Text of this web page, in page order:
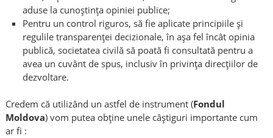
aduse la cunoștința opiniei publice;
Pentru un control riguros, să fie aplicate principiile și
regulile transparenței decizionale, în așa fel încât opinia
publică, societatea civilă să poată fi consultată pentru a
avea un cuvânt de spus, inclusiv în privința direcțiilor de
dezvoltare.
Credem că utilizând un astfel de instrument (Fondul
Moldova) vom putea obține unele câștiguri importante cum
ar fi :